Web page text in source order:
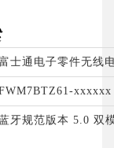
士通电子零件无线
xxxxxx
牙规范版本 5.0 双